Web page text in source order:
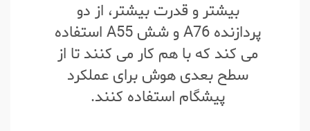
بیشتر و قدرت بیشتر، از دو
پردازنده A76 و شش A55 استفاده
می کند که با هم کار می کنند تا از
سطح بعدی هوش برای عملکرد
پیشگام استفاده کنند.